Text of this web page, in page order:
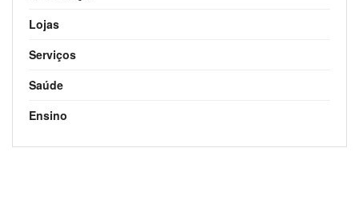
Lojas
Serviços
Saúde
Ensino